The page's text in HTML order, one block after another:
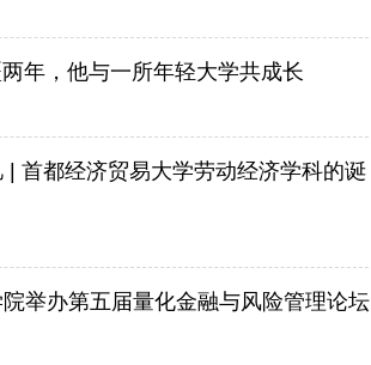
年，他与一所年轻大学共成长
| 首都经济贸易大学劳动经济学科的诞
举办第五届量化金融与风险管理论坛